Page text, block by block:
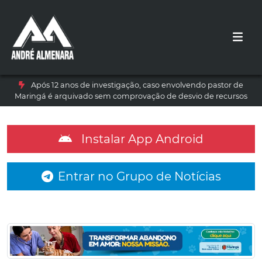
Após 12 anos de investigação, caso envolvendo pastor de
Maringá é arquivado sem comprovação de desvio de recursos
Instalar App Android
Entrar no Grupo de Notícias